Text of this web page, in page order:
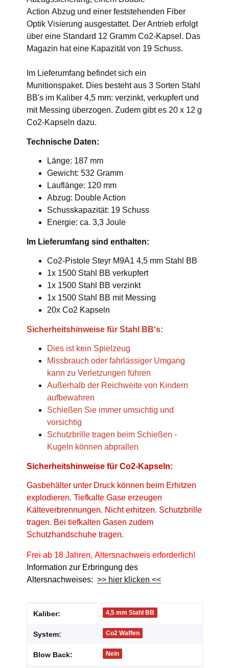
Action Abzug und einer feststehenden Fiber
Optik Visierung ausgestattet. Der Antrieb erfolgt
über eine Standard 12 Gramm Co2-Kapsel. Das
Magazin hat eine Kapazität von 19 Schuss.
Im Lieferumfang befindet sich ein
Munitionspaket. Dies besteht aus 3 Sorten Stahl
BB's im Kaliber 4,5 mm: verzinkt, verkupfert und
mit Messing überzogen. Zudem gibt es 20 x 12 g
Co2-Kapseln dazu.
Technische Daten:
Länge: 187 mm
Gewicht: 532 Gramm
Lauflänge: 120 mm
Abzug: Double Action
Schusskapazität: 19 Schuss
Energie: ca. 3,3 Joule
Im Lieferumfang sind enthalten:
Co2-Pistole Steyr M9A1 4,5 mm Stahl BB
1x 1500 Stahl BB verkupfert
1x 1500 Stahl BB verzinkt
1x 1500 Stahl BB mit Messing
20x Co2 Kapseln
Sicherheitshinweise für Stahl BB's:
Dies ist kein Spielzeug
Missbrauch oder fahrlässiger Umgang
kann zu Verletzungen führen
Außerhalb der Reichweite von Kindern
aufbewahren
Schießen Sie immer umsichtig und
vorsichtig
Schutzbrille tragen beim Schießen -
Kugeln können abprallen
Sicherheitshinweise für Co2-Kapseln:
Gasbehälter unter Druck können beim Erhitzen
explodieren. Tiefkalte Gase erzeugen
Kälteverbrennungen. Nicht erhitzen. Schutzbrille
tragen. Bei tiefkalten Gasen zudem
Schutzhandschuhe tragen.
Frei ab 18 Jahren, Altersnachweis erforderlich!
Information zur Erbringung des
Altersnachweises: >> hier klicken <<
Produkteigenschaft
Wert
Kaliber: 4,5 mm Stahl BB
System: Co2 Waffen
Blow Back: Nein